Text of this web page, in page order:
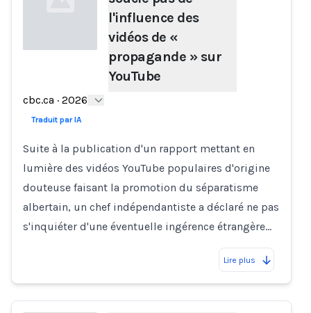
l'influence des
vidéos de «
propagande » sur
YouTube
cbc.ca · 2026
Traduit par IA
Suite à la publication d'un rapport mettant en
lumière des vidéos YouTube populaires d'origine
douteuse faisant la promotion du séparatisme
albertain, un chef indépendantiste a déclaré ne pas
s'inquiéter d'une éventuelle ingérence étrangère…
Lire plus